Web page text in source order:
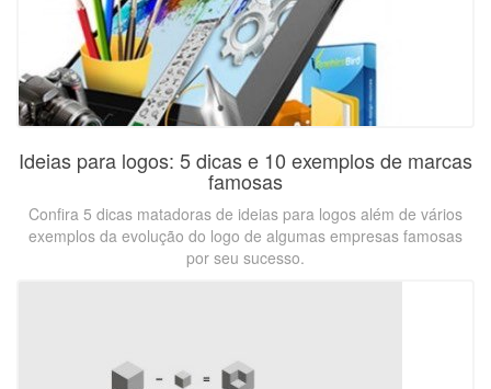
Ideias para logos: 5 dicas e 10 exemplos de marcas
famosas
Confira 5 dicas matadoras de ideias para logos além de vários
exemplos da evolução do logo de algumas empresas famosas
por seu sucesso.